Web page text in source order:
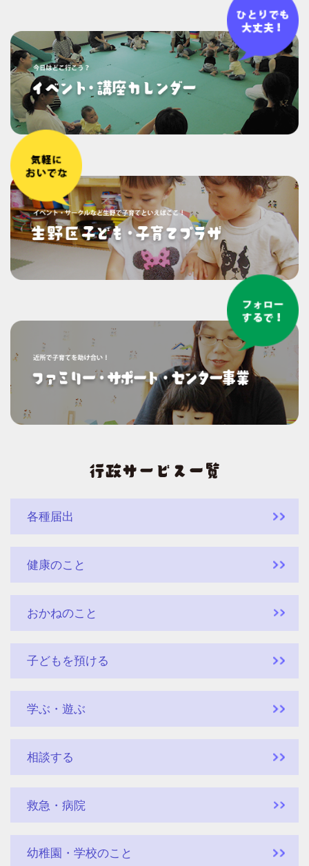
各種届出
健康のこと
おかねのこと
子どもを預ける
学ぶ・遊ぶ
相談する
救急・病院
幼稚園・学校のこと